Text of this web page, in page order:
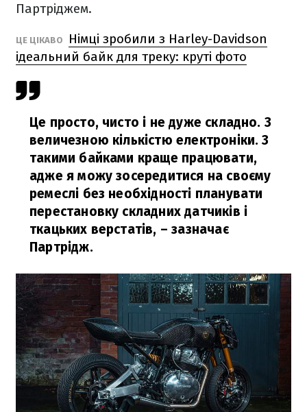
Партріджем.
ЦЕ ЦІКАВО
Німці зробили з Harley-Davidson
ідеальний байк для треку: круті фото
Це просто, чисто і не дуже складно. З
величезною кількістю електроніки. З
такими байками краще працювати,
адже я можу зосередитися на своєму
ремеслі без необхідності планувати
перестановку складних датчиків і
ткацьких верстатів, – зазначає
Партрідж.